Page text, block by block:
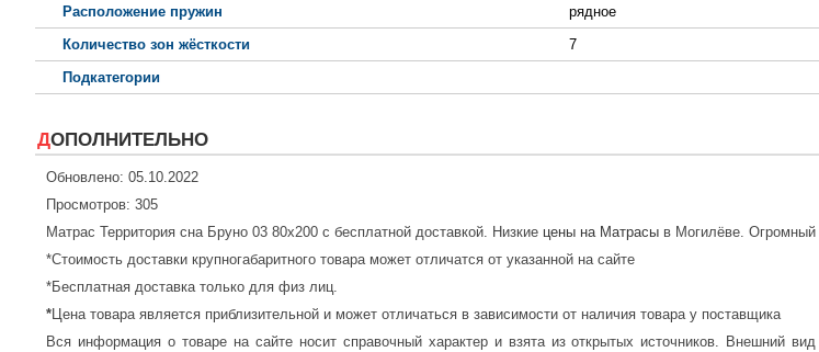
Расположение пружин
рядное
Количество зон жёсткости
7
Подкатегории
ДОПОЛНИТЕЛЬНО
Обновлено: 05.10.2022
Просмотров: 305
Матрас Территория сна Бруно 03 80x200 с бесплатной доставкой. Низкие цены на Матрасы в Могилёве. Огромный
*Стоимость доставки крупногабаритного товара может отличатся от указанной на сайте
*Бесплатная доставка только для физ лиц.
*Цена товара является приблизительной и может отличаться в зависимости от наличия товара у поставщика
Вся информация о товаре на сайте носит справочный характер и взята из открытых источников. Внешний